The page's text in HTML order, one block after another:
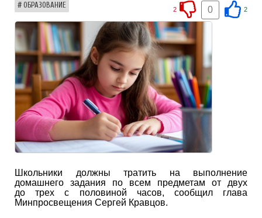
ОБРАЗОВАНИЕ 2
0
2
Школьники должны тратить на выполнение
домашнего задания по всем предметам от двух
до трех с половиной часов, сообщил глава
Минпросвещения Сергей Кравцов.